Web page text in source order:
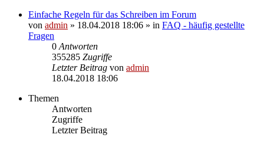
Einfache Regeln für das Schreiben im Forum
von admin » 18.04.2018 18:06 » in FAQ - häufig gestellte
Fragen
0 Antworten
355285 Zugriffe
Letzter Beitrag von admin
18.04.2018 18:06
Themen
Antworten
Zugriffe
Letzter Beitrag